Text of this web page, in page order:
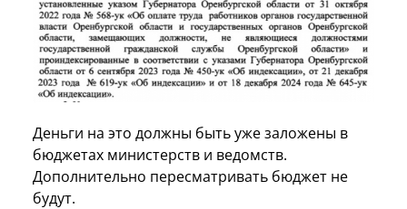
Деньги на это должны быть уже заложены в
бюджетах министерств и ведомств.
Дополнительно пересматривать бюджет не
будут.